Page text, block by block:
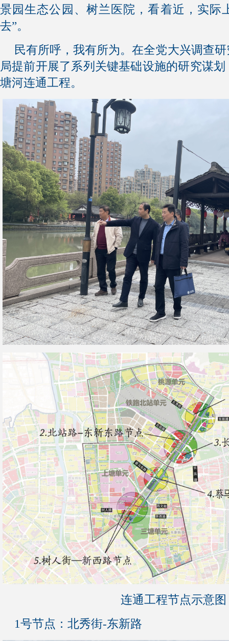
景园生态公园、树兰医院，看着近，实际
去”。
民有所呼，我有所为。在全党大兴调查
局提前开展了系列关键基础设施的研究谋
塘河连通工程。
连通工程节点示意图
1号节点：北秀街-东新路